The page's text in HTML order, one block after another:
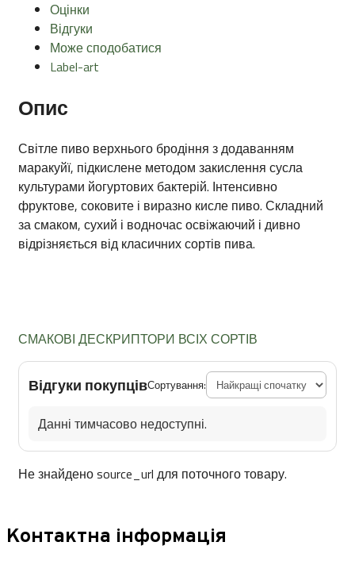
Оцінки
Відгуки
Може сподобатися
Label-art
Опис
Світле пиво верхнього бродіння з додаванням
маракуйї, підкислене методом закислення сусла
культурами йогуртових бактерій. Інтенсивно
фруктове, соковите і виразно кисле пиво. Складний
за смаком, сухий і водночас освіжаючий і дивно
відрізняється від класичних сортів пива.
СМАКОВІ ДЕСКРИПТОРИ ВСІХ СОРТІВ
Відгуки покупцівСортування:
Данні тимчасово недоступні.
Не знайдено source_url для поточного товару.
Контактна інформація